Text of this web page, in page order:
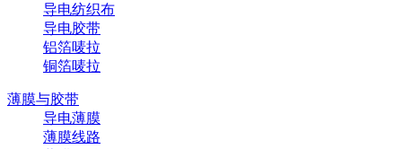
导电纺织布
导电胶带
铝箔唛拉
铜箔唛拉
薄膜与胶带
导电薄膜
薄膜线路